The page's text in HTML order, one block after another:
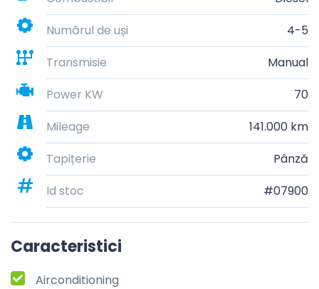
Numărul de uși
4-5
Transmisie
Manual
Power KW
70
Mileage
141.000 km
Tapițerie
Pânză
Id stoc
#07900
Caracteristici
Airconditioning